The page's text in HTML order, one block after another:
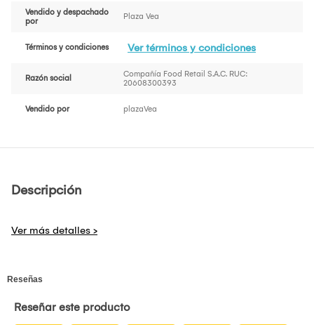
Vendido y despachado
por
Plaza Vea
Términos y condiciones Ver términos y condiciones
Razón social
Compañía Food Retail S.A.C. RUC:
20608300393
Vendido por plazaVea
Descripción